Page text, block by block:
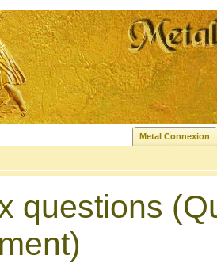
Metal Connexion
questions